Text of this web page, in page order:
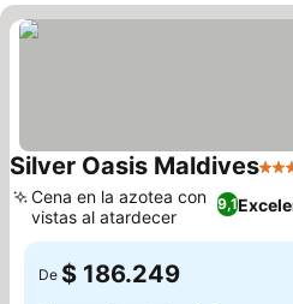
Silver Oasis Maldives3
9,1
Cena en la azotea con
vistas al atardecer
De $ 186.249